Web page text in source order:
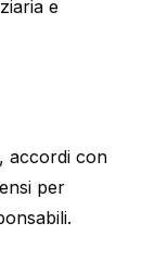
e
accordi con
per